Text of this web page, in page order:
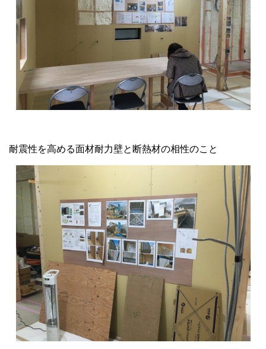
耐震性を高める面材耐力壁と断熱材の相性のこと